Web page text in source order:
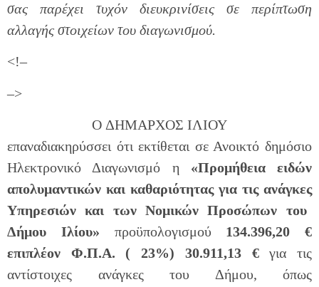
σας παρέχει τυχόν διευκρινίσεις σε περίπτωση
αλλαγής στοιχείων του διαγωνισμού.
<!–
–>
O ΔΗΜΑΡΧΟΣ ΙΛΙΟΥ
επαναδιακηρύσσει ότι εκτίθεται σε Ανοικτό δημόσιο
Ηλεκτρονικό Διαγωνισμό η «Προμήθεια ειδών
απολυμαντικών και καθαριότητας για τις ανάγκες
Υπηρεσιών και των Νομικών Προσώπων του
Δήμου Ιλίου» προϋπολογισμού 134.396,20
€
επιπλέον Φ.Π.Α. ( 23%) 30.911,13 €για τις
αντίστοιχες ανάγκες του Δήμου, όπως